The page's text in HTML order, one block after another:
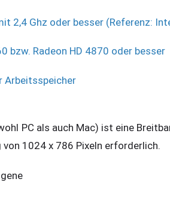
2,4 Ghz oder besser (Referenz:
bzw. Radeon HD 4870 oder besser
Arbeitsspeicher
PC als auch Mac) ist eine
1024 x 786 Pixeln erforderlich.